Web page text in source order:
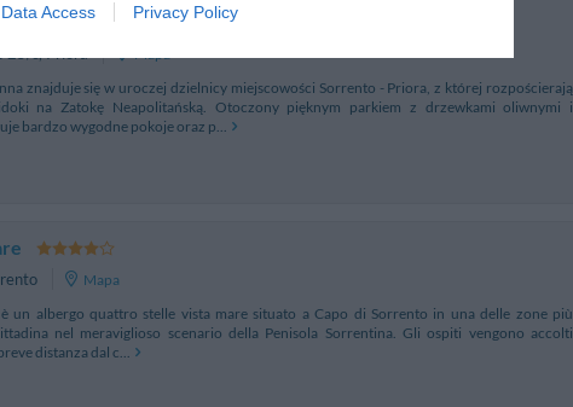
Data Access Privacy Policy
znajduje się w uroczej dzielnicy miejscowości Sorrento - Priora, z której rozpościerają
na Zatokę Neapolitańską. Otoczony pięknym parkiem z drzewkami oliwnymi i
bardzo wygodne pokoje oraz p...
Mapa
è un albergo quattro stelle vista mare situato a Capo di Sorrento in una delle zone più
nel meraviglioso scenario della Penisola Sorrentina. Gli ospiti vengono accolti
distanza dal c...